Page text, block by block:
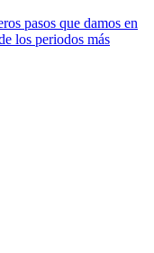
pasos que damos en
los periodos más